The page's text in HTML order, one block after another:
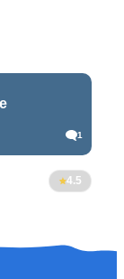
1
4.5